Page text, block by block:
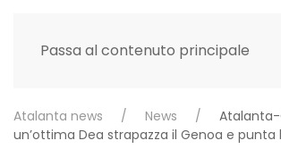
Passa al contenuto principale
Atalanta news News
un’ottima Dea strapazza il Genoa e punta